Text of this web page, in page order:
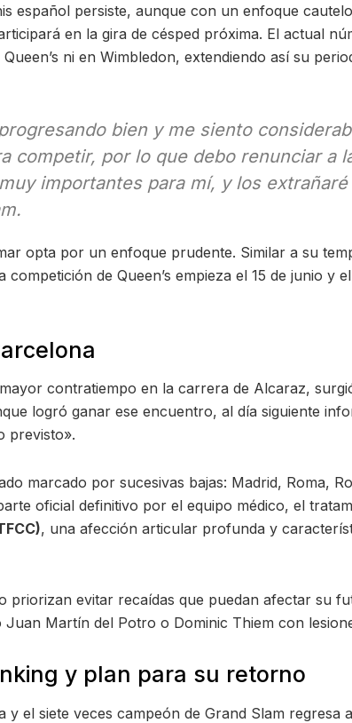
español persiste, aunque con un enfoque
en la gira de césped próxima. El actual
ni en Wimbledon, extendiendo así su
bien y me siento
competir, por lo que debo renunciar a
importantes para mí, y los
opta por un enfoque prudente. Similar a su
de Queen’s empieza el 15 de junio
contratiempo en la carrera de Alcaraz,
logró ganar ese encuentro, al día siguiente
previsto».
marcado por sucesivas bajas: Madrid, Roma,
oficial definitivo por el equipo médico, el
, una afección articular profunda y
priorizan evitar recaídas que puedan afectar su
Martín del Potro o Dominic Thiem con
y plan para su retorno
y el siete veces campeón de Grand Slam